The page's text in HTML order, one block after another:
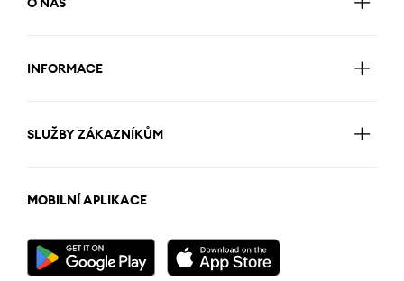
INFORMACE
SLUŽBY ZÁKAZNÍKŮM
MOBILNÍ APLIKACE